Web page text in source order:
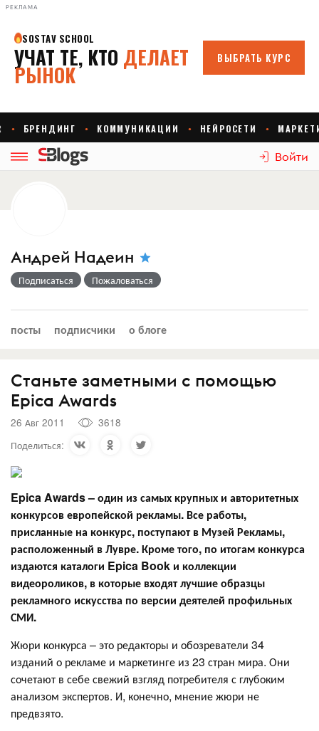
РЕКЛАМА
Войти
Андрей Надеин
Подписаться Пожаловаться
посты подписчики о блоге
Станьте заметными с помощью
Epica Awards
26 Авг 2011
3618
Поделиться:
Epica Awards – один из самых крупных и авторитетных
конкурсов европейской рекламы. Все работы,
присланные на конкурс, поступают в Музей Рекламы,
расположенный в Лувре. Кроме того, по итогам конкурса
издаются каталоги Epica Book и коллекции
видеороликов, в которые входят лучшие образцы
рекламного искусства по версии деятелей профильных
СМИ.
Жюри конкурса – это редакторы и обозреватели 34
изданий о рекламе и маркетинге из 23 стран мира. Они
сочетают в себе свежий взгляд потребителя с глубоким
анализом экспертов. И, конечно, мнение жюри не
предвзято.